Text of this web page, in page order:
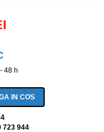
48 h
IN COS
723 944